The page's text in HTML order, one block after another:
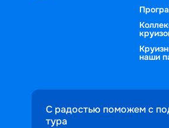
наши
С радостью поможем с
тура